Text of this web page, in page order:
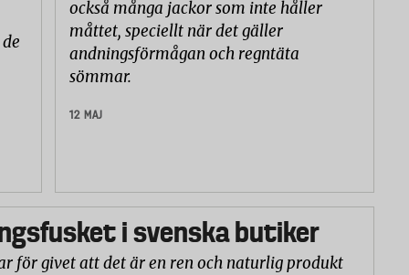
också många jackor som inte håller
måttet, speciellt när det gäller
andningsförmågan och regntäta
sömmar.
12 MAJ
i svenska butiker
för givet att det är en ren och naturlig produkt